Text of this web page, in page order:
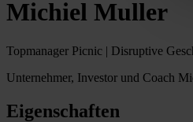
Michiel Muller
Topmanager Picnic | Disruptive
Unternehmer, Investor und Coach
Eigenschaften